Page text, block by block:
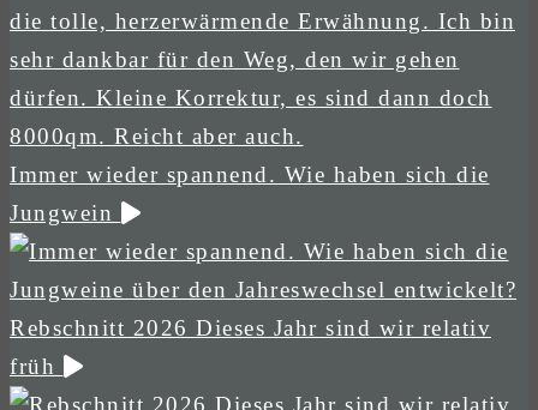
Immer wieder spannend. Wie haben sich die
Jungwein
Rebschnitt 2026 Dieses Jahr sind wir relativ
früh